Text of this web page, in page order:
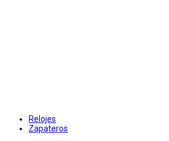
Relojes
Zapateros